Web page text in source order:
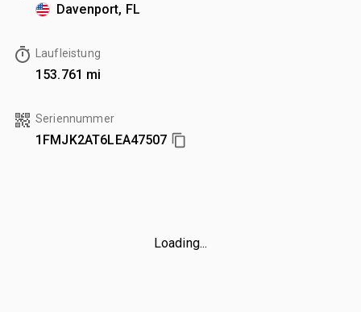
Davenport, FL
Laufleistung
153.761 mi
Seriennummer
1FMJK2AT6LEA47507
Loading...